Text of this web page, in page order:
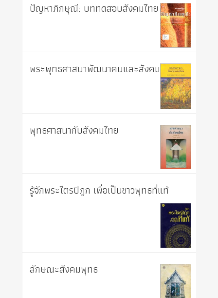
ปัญหาภิกษุณี: บททดสอบสังคมไทย
พระพุทธศาสนาพัฒนาคนและสังคม
พุทธศาสนากับสังคมไทย
รู้จักพระไตรปิฎก เพื่อเป็นชาวพุทธที่แท้
ลักษณะสังคมพุทธ